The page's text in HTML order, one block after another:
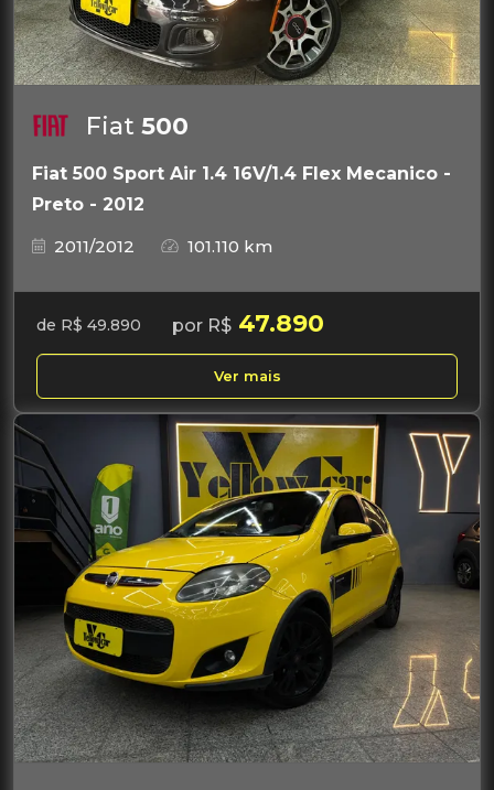
Fiat 500
Fiat 500 Sport Air 1.4 16V/1.4 Flex Mecanico -
Preto - 2012
2011/2012
101.110 km
de R$ 49.890 por R$ 47.890
Ver mais